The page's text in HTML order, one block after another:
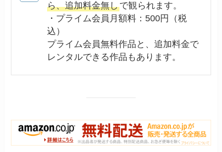
ら、追加料金無しで観られます。
・プライム会員月額料：500円（税
込）
プライム会員無料作品と、追加料金で
レンタルできる作品もあります。